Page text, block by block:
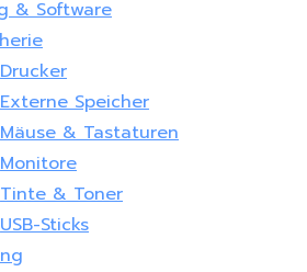
& Software
Drucker
Externe Speicher
Mäuse & Tastaturen
Monitore
Tinte & Toner
USB-Sticks